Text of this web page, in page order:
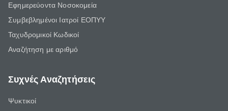
Εφημερεύοντα Νοσοκομεία
Συμβεβλημένοι Ιατροί ΕΟΠΥΥ
Ταχυδρομικοί Κωδικοί
Αναζήτηση με αριθμό
Συχνές Αναζητήσεις
Ψυκτικοί